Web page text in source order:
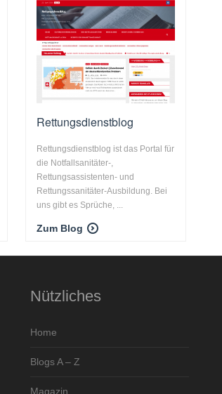
Rettungsdienstblog
Rettungsdienstblog ist das Portal für
die Notfallsanitäter-,
Rettungsassistenten- und
Rettungssanitäter-Ausbildung. Bei
uns gibt es Sprüche, ...
Zum Blog
Nützliches
Home
Blogs A – Z
Magazin